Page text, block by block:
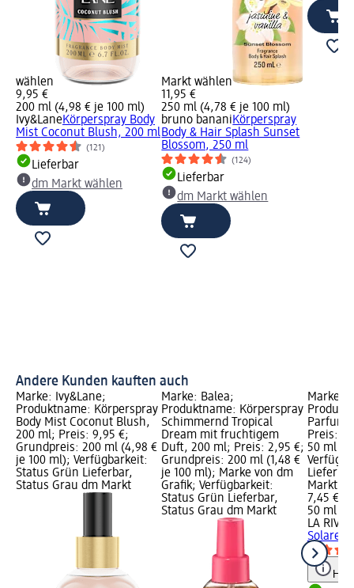
wählen
9,95 €
200 ml (4,98 € je 100 ml)
Ivy&LaneKörperspray Body
Mist Coconut Blush, 200 ml
(121)
Lieferbar
dm Markt wählen
Markt wählen
11,95 €
250 ml (4,78 € je 100 ml)
bruno bananiKörperspray
Body & Hair Splash Sunset
Blossom, 250 ml
(124)
Lieferbar
dm Markt wählen
Andere Kunden kauften auch
Marke: Ivy&Lane;
Produktname: Körperspray
Body Mist Coconut Blush,
200 ml; Preis: 9,95 €;
Grundpreis: 200 ml (4,98 €
je 100 ml); Verfügbarkeit:
Status Grün Lieferbar,
Status Grau dm Markt
Marke: Balea;
Produktname: Körperspray
Schimmernd Tropical
Dream mit fruchtigem
Duft, 200 ml; Preis: 2,95 €;
Grundpreis: 200 ml (1,48 €
je 100 ml); Marke von dm
Grafik; Verfügbarkeit:
Status Grün Lieferbar,
Status Grau dm Markt
Marke:
Parfum
Preis:
50 ml
Markt
7,45 €
50 ml
LA RIVE
Solare,